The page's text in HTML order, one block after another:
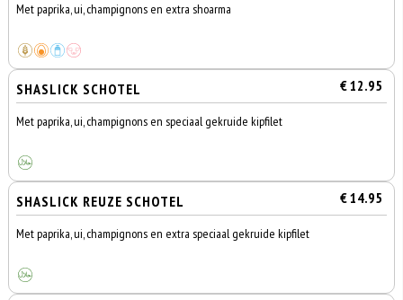
Met paprika, ui, champignons en extra shoarma
SHASLICK SCHOTEL € 12.95
Met paprika, ui, champignons en speciaal gekruide kipfilet
SHASLICK REUZE SCHOTEL € 14.95
Met paprika, ui, champignons en extra speciaal gekruide kipfilet